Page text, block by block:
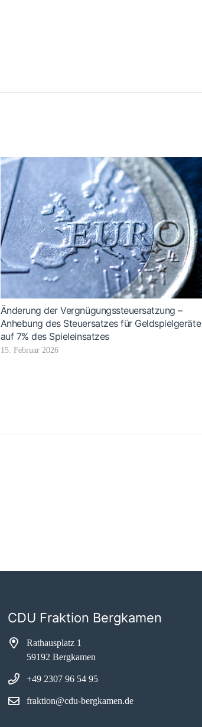
Änderung der Vergnügungssteuersatzung –
Anhebung des Steuersatzes für Geldspielgeräte
auf 7% des Spieleinsatzes
15. Februar 2026
CDU Fraktion Bergkamen
Rathausplatz 1
59192 Bergkamen
+49 2307 96 54 95
fraktion@cdu-bergkamen.de